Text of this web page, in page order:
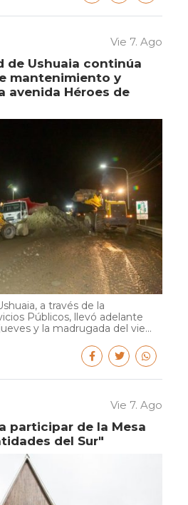
Vie 7. Ago
de Ushuaia continúa
mantenimiento y
avenida Héroes de
a través de la
Públicos, llevó adelante
y la madrugada del vie...
Vie 7. Ago
participar de la Mesa
del Sur"